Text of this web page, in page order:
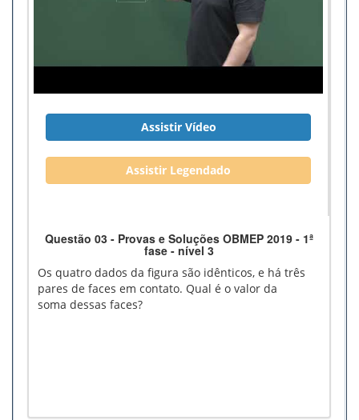
Assistir Vídeo
Assistir Legendado
Questão 03 - Provas e Soluções OBMEP 2019 - 1ª
fase - nível 3
Os quatro dados da figura são idênticos, e há três
pares de faces em contato. Qual é o valor da
soma dessas faces?